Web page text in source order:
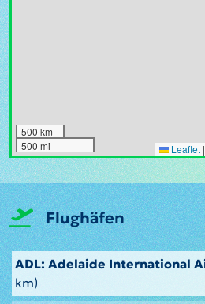
500 km
500 mi
Leaflet |
Flughäfen
ADL: Adelaide International
km)